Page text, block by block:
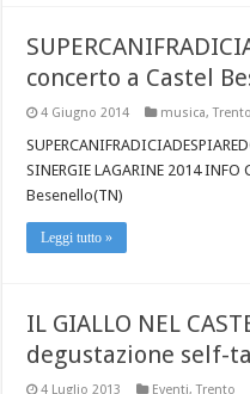
concerto a Castel
4 Giugno 2014 musica,Trento
SINERGIE LAGARINE 2014
Besenello(TN)
Leggi tutto »
IL GIALLO NEL
degustazione self-
4 Luglio 2013 Eventi,Trento